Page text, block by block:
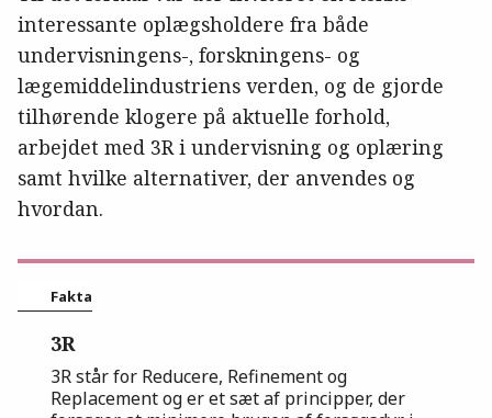
interessante oplægsholdere fra både
undervisningens-, forskningens- og
lægemiddelindustriens verden, og de gjorde
tilhørende klogere på aktuelle forhold,
arbejdet med 3R i undervisning og oplæring
samt hvilke alternativer, der anvendes og
hvordan.
Fakta
3R
3R står for Reducere, Refinement og
Replacement og er et sæt af principper, der